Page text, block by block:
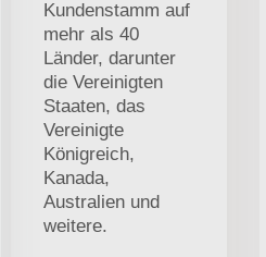
Kundenstamm auf
mehr als 40
Länder, darunter
die Vereinigten
Staaten, das
Vereinigte
Königreich,
Kanada,
Australien und
weitere.